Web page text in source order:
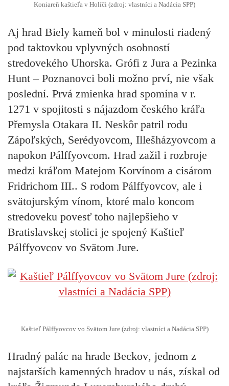
Koniareň kaštieľa v Holíči (zdroj: vlastníci a Nadácia SPP)
Aj hrad Biely kameň bol v minulosti riadený
pod taktovkou vplyvných osobností
stredovekého Uhorska. Grófi z Jura a Pezinka
Hunt – Poznanovci boli možno prví, nie však
poslední. Prvá zmienka hrad spomína v r.
1271 v spojitosti s nájazdom českého kráľa
Přemysla Otakara II. Neskôr patril rodu
Zápoľských, Serédyovcom, Illešházyovcom a
napokon Pálffyovcom. Hrad zažil i rozbroje
medzi kráľom Matejom Korvínom a cisárom
Fridrichom III.. S rodom Pálffyovcov, ale i
svätojurským vínom, ktoré malo koncom
stredoveku povesť toho najlepšieho v
Bratislavskej stolici je spojený Kaštieľ
Pálffyovcov vo Svätom Jure.
Kaštieľ Pálffyovcov vo Svätom Jure (zdroj: vlastníci a Nadácia SPP)
Hradný palác na hrade Beckov, jednom z
najstarších kamenných hradov u nás, získal od